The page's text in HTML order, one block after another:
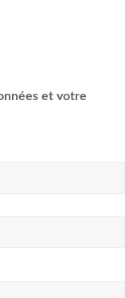
et votre